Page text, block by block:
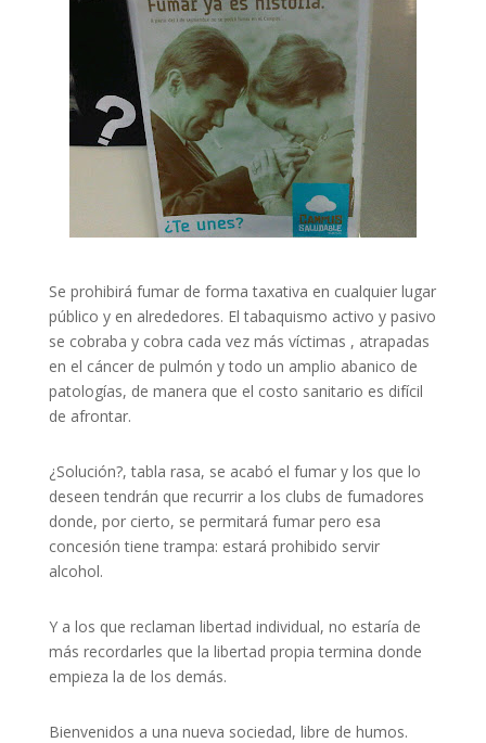
Se prohibirá fumar de forma taxativa en cualquier lugar
público y en alrededores. El tabaquismo activo y pasivo
se cobraba y cobra cada vez más víctimas , atrapadas
en el cáncer de pulmón y todo un amplio abanico de
patologías, de manera que el costo sanitario es difícil
de afrontar.
¿Solución?, tabla rasa, se acabó el fumar y los que lo
deseen tendrán que recurrir a los clubs de fumadores
donde, por cierto, se permitará fumar pero esa
concesión tiene trampa: estará prohibido servir
alcohol.
Y a los que reclaman libertad individual, no estaría de
más recordarles que la libertad propia termina donde
empieza la de los demás.
Bienvenidos a una nueva sociedad, libre de humos.